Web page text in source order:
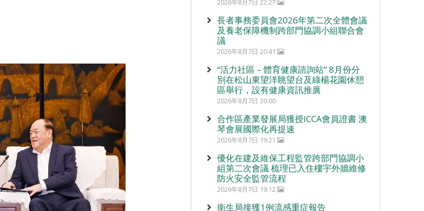
2026年8月7日 22:27
長者事務委員會2026年第二次全體會議
及養老保障機制跨部門協調小組聯合會
議
2026年8月7日 20:41
“活力社區 – 體育健康諮詢站” 8月份分
別在松山東望洋眺望台及綠楊花園休憩
區舉行，設有健康資訊推廣
2026年8月7日 20:00
合作區產業發展局獲授ICCA會員證書 澳
琴會展國際化再提速
2026年8月7日 19:21
優化在建及維保工程監管跨部門協調小
組第二次會議 梳理已入住樓宇外牆維修
防火安全監管流程
2026年8月7日 19:12
衛生局接獲1例流感重症報告